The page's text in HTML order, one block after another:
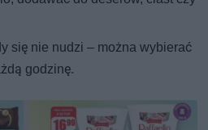
się nie nudzi – można wybierać
godzinę.